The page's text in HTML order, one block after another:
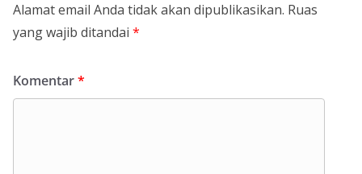
Alamat email Anda tidak akan dipublikasikan. Ruas
yang wajib ditandai *
Komentar*